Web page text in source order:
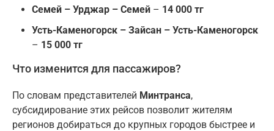
Семей – Урджар – Семей – 14 000 тг
Усть-Каменогорск – Зайсан – Усть-Каменогорск
– 15 000 тг
Что изменится для пассажиров?
По словам представителей Минтранса,
субсидирование этих рейсов позволит жителям
регионов добираться до крупных городов быстрее и